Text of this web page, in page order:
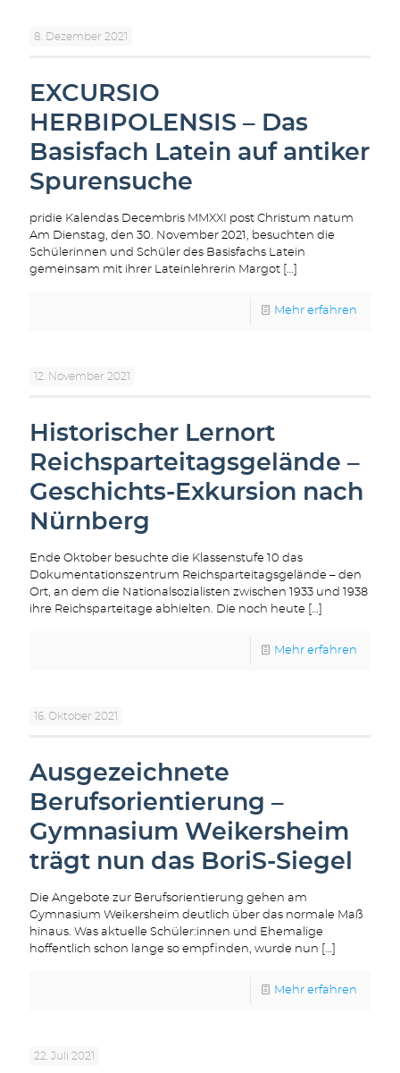
8. Dezember 2021
EXCURSIO
HERBIPOLENSIS – Das
Basisfach Latein auf antiker
Spurensuche
pridie Kalendas Decembris MMXXI post Christum natum
Am Dienstag, den 30. November 2021, besuchten die
Schülerinnen und Schüler des Basisfachs Latein
gemeinsam mit ihrer Lateinlehrerin Margot […]
Mehr erfahren
12. November 2021
Historischer Lernort
Reichsparteitagsgelände –
Geschichts-Exkursion nach
Nürnberg
Ende Oktober besuchte die Klassenstufe 10 das
Dokumentationszentrum Reichsparteitagsgelände – den
Ort, an dem die Nationalsozialisten zwischen 1933 und 1938
ihre Reichsparteitage abhielten. Die noch heute […]
Mehr erfahren
16. Oktober 2021
Ausgezeichnete
Berufsorientierung –
Gymnasium Weikersheim
trägt nun das BoriS-Siegel
Die Angebote zur Berufsorientierung gehen am
Gymnasium Weikersheim deutlich über das normale Maß
hinaus. Was aktuelle Schüler:innen und Ehemalige
hoffentlich schon lange so empfinden, wurde nun […]
Mehr erfahren
22. Juli 2021